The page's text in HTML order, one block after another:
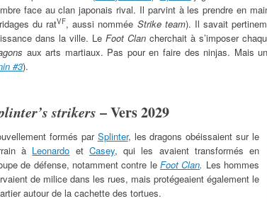
face au clan japonais rival. Il parvint à les prendre en
du ratVF, aussi nommée Strike team). Il savait
dans la ville. Le Foot Clancherchait à s’imposer
aux arts martiaux. Pas pour en faire des ninjas. Mais
#3).
strikers – Vers 2029
formés par Splinter, les dragons obéissaient sur le
à Leonardo et Casey, qui les avaient transformés en
de défense, notamment contre le Foot Clan. Les hommes
de milice dans les rues, mais protégeaient également le
autour de la cachette des tortues.